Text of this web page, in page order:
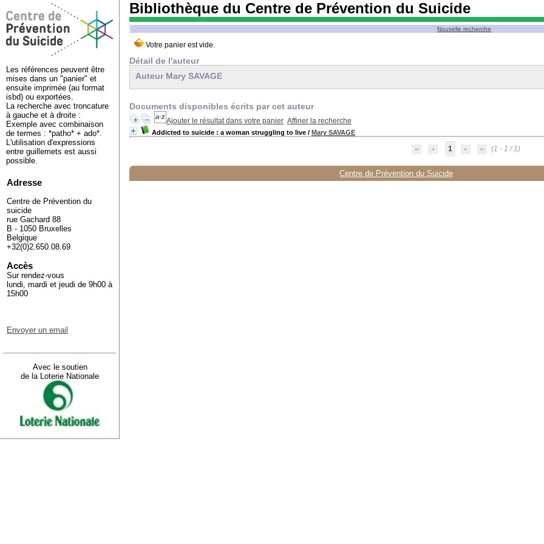
Bibliothèque du Centre de Prévention du Suicide
Nouvelle recherche
Détail de l'auteur
Auteur Mary SAVAGE
Documents disponibles écrits par cet auteur
Ajouter le résultat dans votre panier Affiner la recherche
Addicted to suicide : a woman struggling to live/ Mary SAVAGE
1 (1 - 1 / 1)
Centre de Prévention du Suicide
Les références peuvent être
mises dans un "panier" et
ensuite imprimée (au format
isbd) ou exportées.
La recherche avec troncature
à gauche et à droite :
Exemple avec combinaison
de termes : *patho* + ado*.
L'utilisation d'expressions
entre guillemets est aussi
possible.
Adresse
Centre de Prévention du
suicide
rue Gachard 88
B - 1050 Bruxelles
Belgique
+32(0)2.650.08.69
Accès
Sur rendez-vous
lundi, mardi et jeudi de 9h00 à
15h00
Envoyer un email
Avec le soutien
de la Loterie Nationale